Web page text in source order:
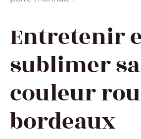
Entretenir
sublimer sa
couleur
bordeaux